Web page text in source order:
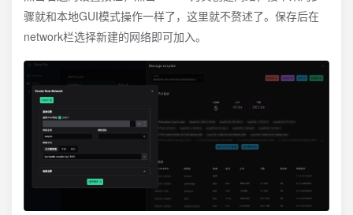
骤就和本地GUI模式操作一样了，这里就不赘述了。保存后在
network栏选择新建的网络即可加入。